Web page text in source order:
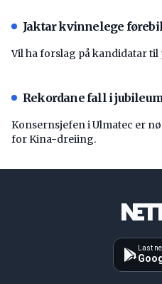
Jaktar kvinnelege
Vil ha forslag på kandidatar til
Rekordane fall i
Konsernsjefen i Ulmatec er
for Kina-dreiing.
Last